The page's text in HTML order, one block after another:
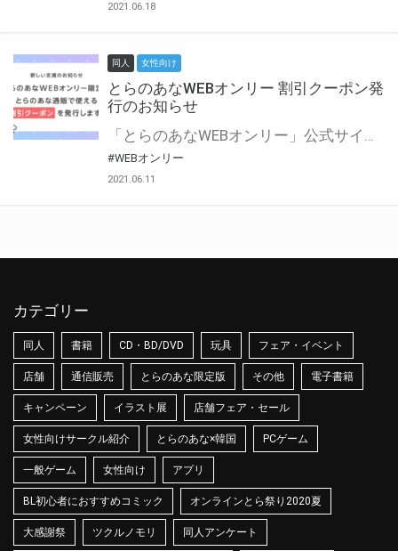
2021.06.18
同人 女性向け
とらのあなWEBオンリー 割引クーポン発
行のお知らせ
「とらのあなWEBオンリー」公式サイトでとらのあな通販の「割引クーポン」を配布中！ イベントごとに開催当日限定で使える割引クーポンのシリアルコードを発行します。 とらのあなWEBオンリーのページをチェックして、イベント当日にお得にお買い物を楽しみましょう♪ ※本キャンペーンは予告なく終了する場合がございます。 とらのあなWEBオンリーサイトはこちら
#WEBオンリー
2021.06.11
カテゴリー
同人 書籍 CD・BD/DVD 玩具 フェア・イベント
店舗 通信販売 とらのあな限定版 その他 電子書籍
キャンペーン イラスト展 店舗フェア・セール
女性向けサークル紹介 とらのあな×韓国 PCゲーム
一般ゲーム 女性向け アプリ
BL初心者におすすめコミック オンラインとら祭り2020夏
大感謝祭 ツクルノモリ 同人アンケート